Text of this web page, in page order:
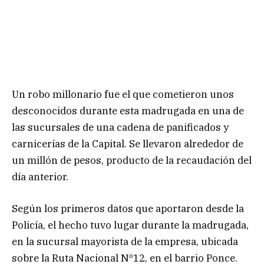
Un robo millonario fue el que cometieron unos
desconocidos durante esta madrugada en una de
las sucursales de una cadena de panificados y
carnicerías de la Capital. Se llevaron alrededor de
un millón de pesos, producto de la recaudación del
día anterior.
Según los primeros datos que aportaron desde la
Policía, el hecho tuvo lugar durante la madrugada,
en la sucursal mayorista de la empresa, ubicada
sobre la Ruta Nacional Nº12, en el barrio Ponce.